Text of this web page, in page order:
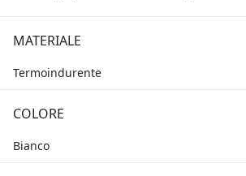
MATERIALE
Termoindurente
COLORE
Bianco